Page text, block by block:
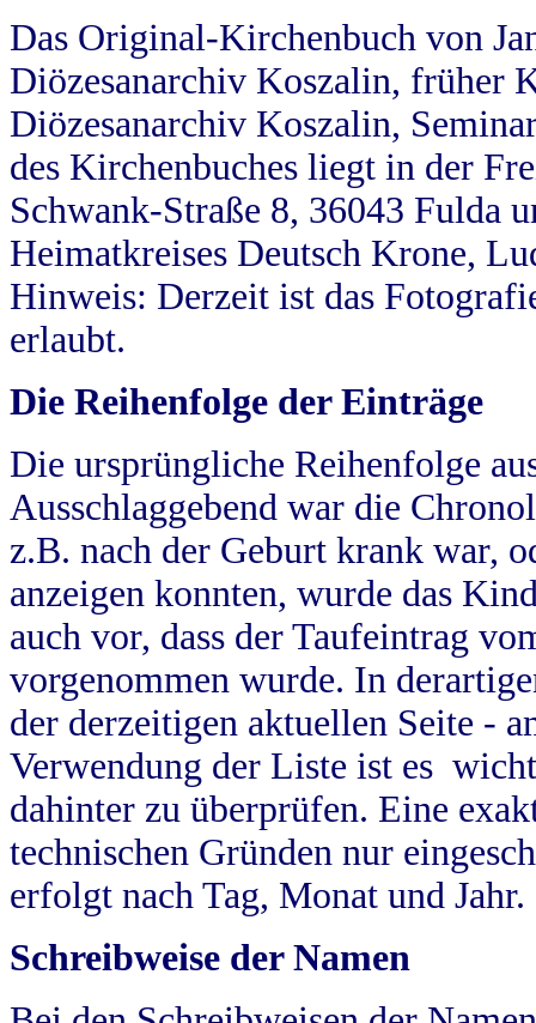
Das Original-Kirchenbuch von
Diözesanarchiv Koszalin, früher
Diözesanarchiv Koszalin,
des Kirchenbuches liegt in der
Schwank-Straße 8, 36043 Fulda
Heimatkreises Deutsch Krone,
Hinweis: Derzeit ist das
erlaubt.
Die Reihenfolge der Einträge
Die ursprüngliche Reihenfolge
Ausschlaggebend war die
z.B. nach der Geburt krank war,
anzeigen konnten, wurde das
auch vor, dass der Taufeintrag
vorgenommen wurde. In
der derzeitigen aktuellen Seite -
Verwendung der Liste ist es
dahinter zu überprüfen. Eine
technischen Gründen nur
erfolgt nach Tag, Monat und Jahr.
Schreibweise der Namen